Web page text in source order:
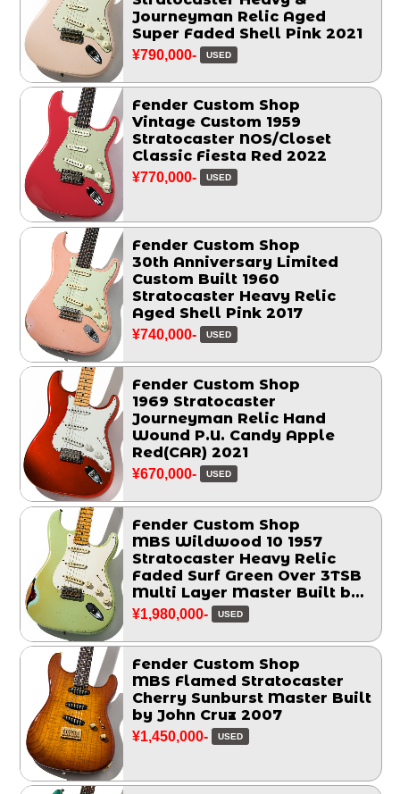
Journeyman Relic Aged
Super Faded Shell Pink 2021
¥790,000- USED
Fender Custom Shop
Vintage Custom 1959
Stratocaster NOS/Closet
Classic Fiesta Red 2022
¥770,000- USED
Fender Custom Shop
30th Anniversary Limited
Custom Built 1960
Stratocaster Heavy Relic
Aged Shell Pink 2017
¥740,000- USED
Fender Custom Shop
1969 Stratocaster
Journeyman Relic Hand
Wound P.U. Candy Apple
Red(CAR) 2021
¥670,000- USED
Fender Custom Shop
MBS Wildwood 10 1957
Stratocaster Heavy Relic
Faded Surf Green Over 3TSB
Multi Layer Master Built by
John Cruz 2014
¥1,980,000- USED
Fender Custom Shop
MBS Flamed Stratocaster
Cherry Sunburst Master Built
by John Cruz 2007
¥1,450,000- USED